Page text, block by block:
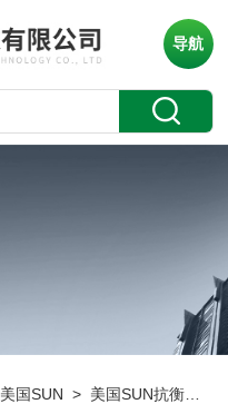
导航
美国SUN > 美国SUN抗衡阀